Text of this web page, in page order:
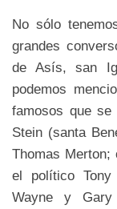
No sólo
grandes
de Asís, san
podemos
famosos que
Stein (santa
Thomas
el político
Wayne y Gary